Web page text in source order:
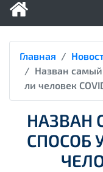
Главная
Назван самый
ли человек
НАЗВАН
СПОСОБ